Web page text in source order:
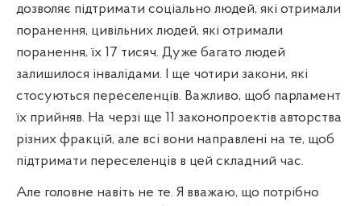
дозволяє підтримати соціально людей, які отримали
поранення, цивільних людей, які отримали
поранення, їх 17 тисяч. Дуже багато людей
залишилося інвалідами. І ще чотири закони, які
стосуються переселенців. Важливо, щоб парламент
їх прийняв. На черзі ще 11 законопроектів авторства
різних фракцій, але всі вони направлені на те, щоб
підтримати переселенців в цей складний час.
Але головне навіть не те. Я вважаю, що потрібно